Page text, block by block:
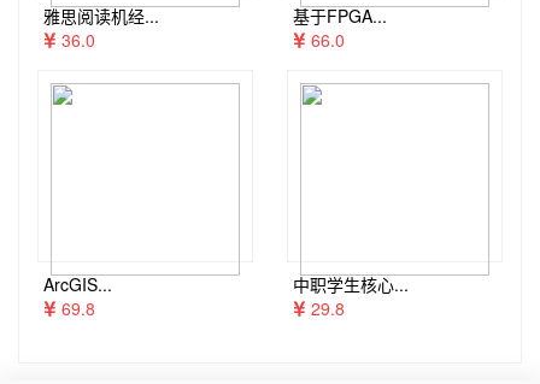
雅思阅读机经...
36.0
ArcGIS...
69.8
基于FPGA...
66.0
中职学生核心...
29.8